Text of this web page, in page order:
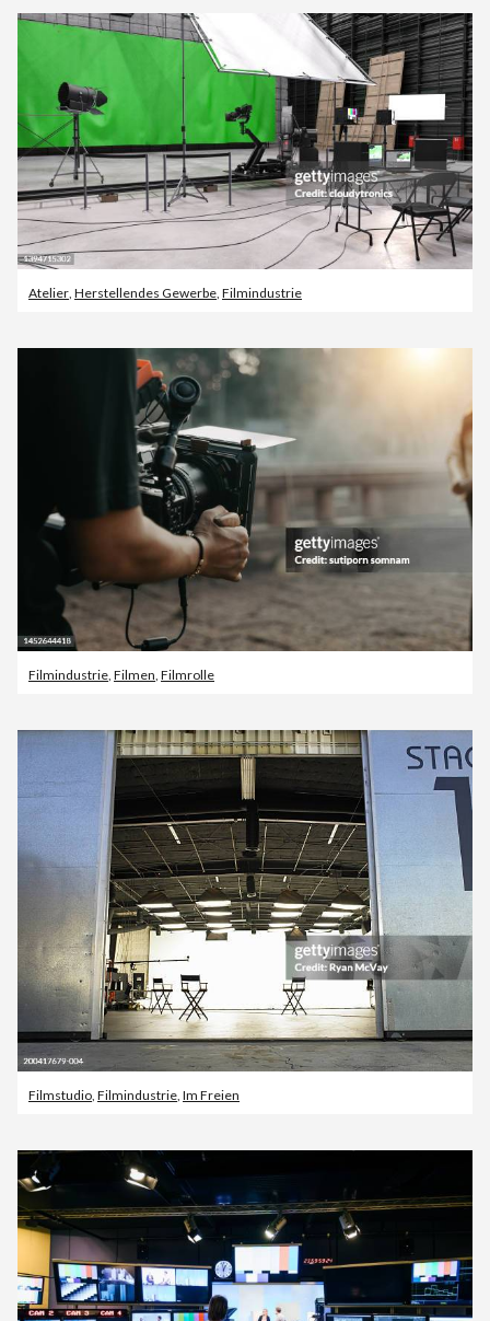
Atelier, Herstellendes Gewerbe, Filmindustrie
Filmindustrie, Filmen, Filmrolle
Filmstudio, Filmindustrie, Im Freien